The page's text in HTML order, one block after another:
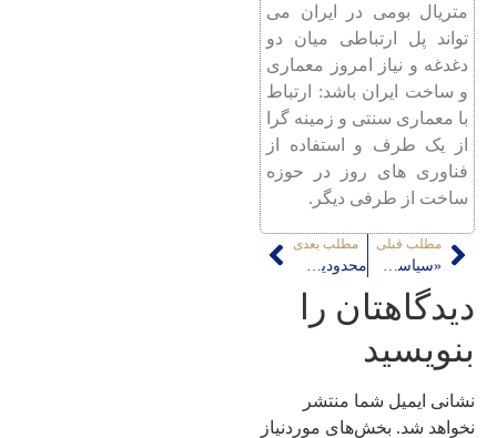
متریال بومی در ایران می‌
تواند پل ارتباطی میان دو
دغدغه و نیاز امروز معماری
و ساخت ایران باشد: ارتباط
با معماری سنتی و زمینه گرا
از یک طرف و استفاده از
فناوری های روز در حوزه
ساخت از طرفی دیگر.
مطلب قبلی مطلب بعدی
دیدگاهتان را
بنویسید
نشانی ایمیل شما منتشر
نخواهد شد. بخش‌های موردنیاز